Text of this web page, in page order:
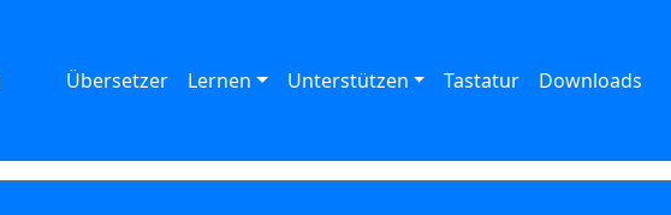
Übersetzer Lernen Unterstützen Tastatur Downloads